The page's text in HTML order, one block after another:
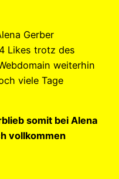
Gerber
Likes trotz des
weiterhin
viele Tage
somit bei Alena
vollkommen